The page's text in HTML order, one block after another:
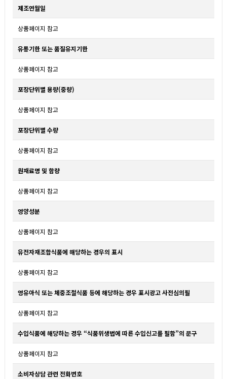
제조연월일
상품페이지 참고
유통기한 또는 품질유지기한
상품페이지 참고
포장단위별 용량(중량)
상품페이지 참고
포장단위별 수량
상품페이지 참고
원재료명 및 함량
상품페이지 참고
영양성분
상품페이지 참고
유전자재조합식품에 해당하는 경우의 표시
상품페이지 참고
영유아식 또는 체중조절식품 등에 해당하는 경우 표시광고 사전심의필
상품페이지 참고
수입식품에 해당하는 경우 “식품위생법에 따른 수입신고를 필함”의 문구
상품페이지 참고
소비자상담 관련 전화번호